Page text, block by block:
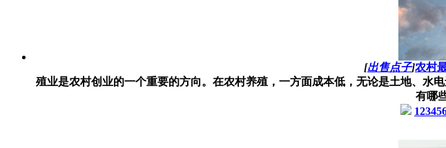
[出售点子]农村
殖业是农村创业的一个重要的方向。在农村养殖，一方面成本低，无论是土地、水
有哪